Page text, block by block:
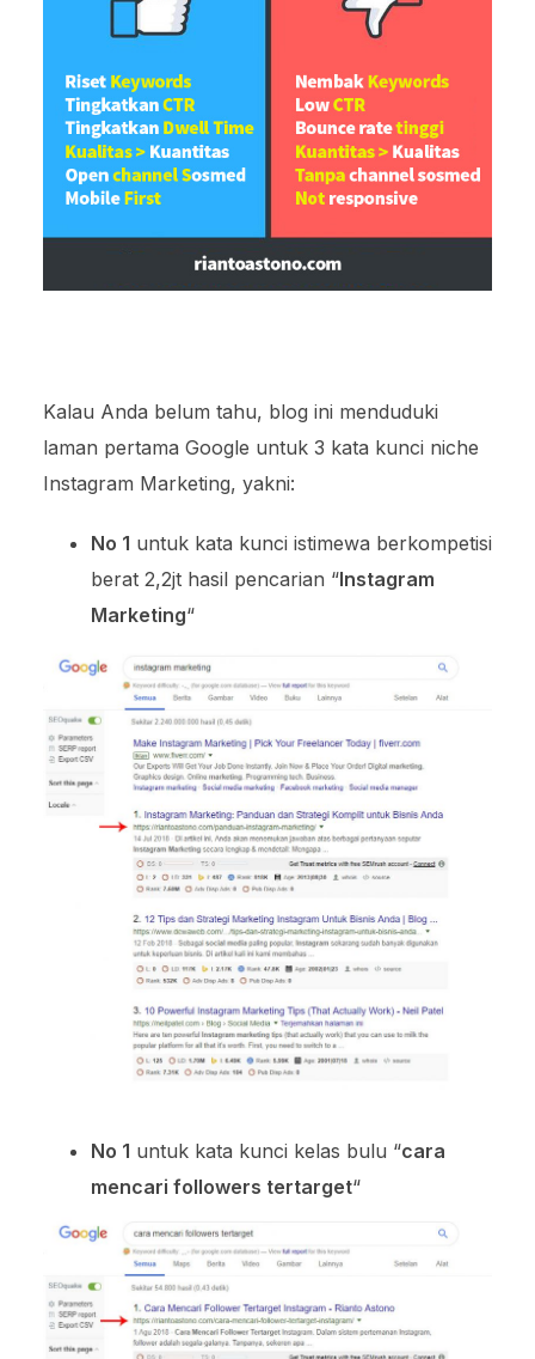
Kalau Anda belum tahu, blog ini menduduki
laman pertama Google untuk 3 kata kunci niche
Instagram Marketing, yakni:
No 1 untuk kata kunci istimewa berkompetisi
berat 2,2jt hasil pencarian “Instagram
Marketing“
No 1 untuk kata kunci kelas bulu “cara
mencari followers tertarget“